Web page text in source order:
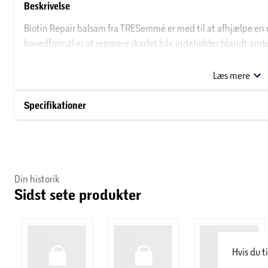
Beskrivelse
Biotin Repair balsam fra TRESemmé er med til at afhjælpe
hovedformål er at reparere skadet hår, indeholder blandt
TRESemmé blev grundlagt i 1948 af kosmetologen Edna L.
Læs mere
Specifikationer
Din historik
Sidst sete produkter
Hvis du